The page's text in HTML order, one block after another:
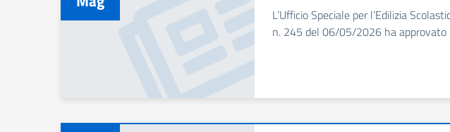
L’Ufficio Speciale per l’Edilizia
n. 245 del 06/05/2026 ha approvato